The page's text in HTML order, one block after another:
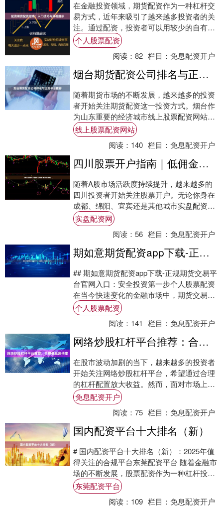
在金融投资领域，期货配资作为一种杠杆交
易方式，近年来吸引了越来越多投资者的关
注。通过配资，投资者可以用较少的自有资
金撬动更大的交易规模，从而放大潜在收
益。然而，....
个人股票配资
阅读：82 栏目：免息配资开户
烟台期货配资公司排名与正规平台推荐
随着期货市场的不断发展，越来越多的投资
者开始关注期货配资这一投资方式。烟台作
为山东重要的经济城市线上股票配资网站，
期货配资市场也日益活跃。本文将为烟台投
资者提供....
线上股票配资网站
阅读： 140 栏目：免息配资开户
四川股票开户指南｜低佣金办理流程
随着A股市场活跃度持续提升，越来越多的
四川投资者开始关注股票开户。无论你身在
成都、绵阳、宜宾还是其他城市实盘配资
网，掌握正确的开户流程和低佣金办理技
巧，都能帮助....
实盘配资网
阅读：56 栏目：免息配资开户
期如意期货配资app下载-正规期货交易平台官网入口
## 期如意期货配资app下载-正规期货交易平
台官网入口：安全投资第一步个人股票配资
在当今快速变化的金融市场中，期货交易以
其独特的杠杆效应和双向交易机制，吸引....
个人股票配资
阅读： 141 栏目：免息配资开户
网络炒股杠杆平台推荐：合规低息高倍率
在股市波动加剧的当下，越来越多的投资者
开始关注网络炒股杠杆平台，希望通过合理
的杠杆配置放大收益。然而，面对市场上种
类繁多的平台，如何选择一家**合规、低
息、高倍....
免息配资开户
阅读：75 栏目：免息配资开户
国内配资平台十大排名（新）
# 国内配资平台十大排名（新）：2025年值
得关注的合规平台东莞配资平台 随着金融市
场的不断发展，股票配资作为一种杠杆投资
工具，受到越来越多投资者的关注。然
而，....
东莞配资平台
阅读： 109 栏目：免息配资开户